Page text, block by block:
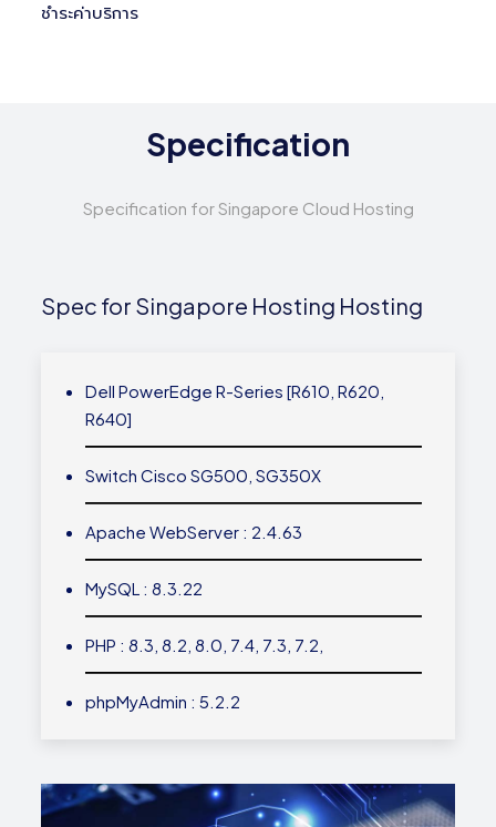
ชำระค่าบริการ
Specification
Specification for Singapore Cloud Hosting
Spec for Singapore Hosting Hosting
Dell PowerEdge R-Series [R610, R620,
R640]
Switch Cisco SG500, SG350X
Apache WebServer : 2.4.63
MySQL : 8.3.22
PHP : 8.3, 8.2, 8.0, 7.4, 7.3, 7.2,
phpMyAdmin : 5.2.2